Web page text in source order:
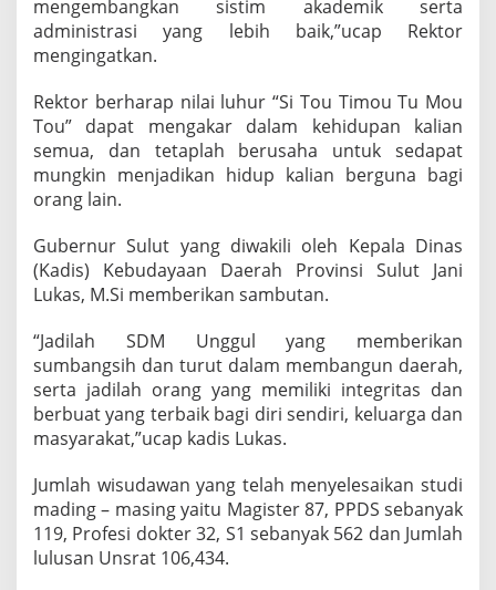
l
u
s
n
7
0
0
W
u
d
a
w
mengembangkan sistim akademik serta
administrasi yang lebih baik,”ucap Rektor
mengingatkan.
Rektor berharap nilai luhur “Si Tou Timou Tu Mou
Tou” dapat mengakar dalam kehidupan kalian
semua, dan tetaplah berusaha untuk sedapat
mungkin menjadikan hidup kalian berguna bagi
orang lain.
Gubernur Sulut yang diwakili oleh Kepala Dinas
(Kadis) Kebudayaan Daerah Provinsi Sulut Jani
Lukas, M.Si memberikan sambutan.
“Jadilah SDM Unggul yang memberikan
sumbangsih dan turut dalam membangun daerah,
serta jadilah orang yang memiliki integritas dan
berbuat yang terbaik bagi diri sendiri, keluarga dan
masyarakat,”ucap kadis Lukas.
Jumlah wisudawan yang telah menyelesaikan studi
mading – masing yaitu Magister 87, PPDS sebanyak
119, Profesi dokter 32, S1 sebanyak 562 dan Jumlah
lulusan Unsrat 106,434.